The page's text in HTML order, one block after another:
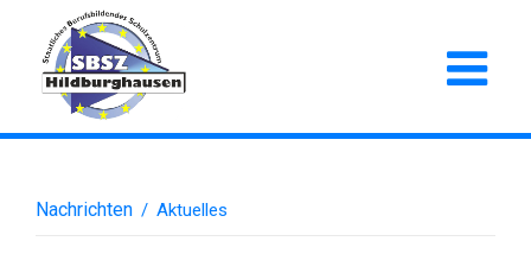
Nachrichten / Aktuelles